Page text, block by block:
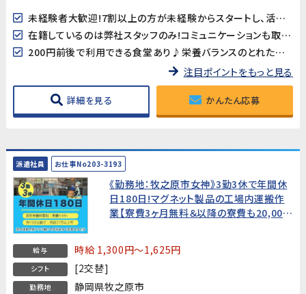
未経験者大歓迎!7割以上の方が未経験からスタートし、活躍されています!弊社管理者が常駐していますので、相談事などもし易い環境です
在籍しているのは弊社スタッフのみ!コミュニケーションも取り易く、初心者の方にもしっかりフォローが付きます!
200円前後で利用できる食堂あり♪栄養バランスのとれたメニューが揃っています!
注目ポイントをもっと見る
詳細を見る かんたん応募
派遣社員 お仕事No203-3193
《勤務地：牧之原市女神》3勤3休で年間休
日180日!マグネット製品の工場内運搬作
業【寮費3ヶ月無料＆以降の寮費も20,000
給与 時給 1,300円～1,625円
シフト [2交替]
勤務地 静岡県牧之原市